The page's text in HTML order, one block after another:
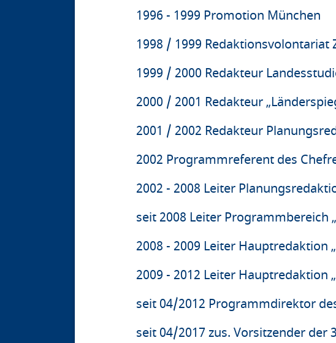
1996 - 1999 Promotion München
1998 / 1999 Redaktionsvolontariat
1999 / 2000 Redakteur
2000 / 2001 Redakteur
2001 / 2002 Redakteur
2002 Programmreferent des
2002 - 2008 Leiter
seit 2008 Leiter Programmbereich
2008 - 2009 Leiter Hauptredaktion
2009 - 2012 Leiter Hauptredaktion
seit 04/2012 Programmdirektor
seit 04/2017 zus. Vorsitzender der